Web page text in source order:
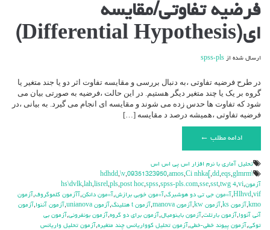
فرضیه
مقایسه
ای(Differential
فرضیه تفاوتی/مقایسه
ای(Differential Hypothesis)
ارسال شده از spss-pls
در طرح فرضیه تفاوتی ،به دنبال بررسی و مقایسه تفاوت اثر دو یا جند متغیر یا
گروه بر یک یا چند متغیر دیگر هستیم. در این حالت ،فرضیه به صورتی بیان می
شود که تفاوت ها حدس زده می شوند و مقایسه ای انجام می گیرد. به بیانی ،در
فرضیه تفاوتی ،همیشه درصد د مقایسه […]
ادامه مطلب ←
تحليل آماري با نرم افزار اس پي اس اس
\hdhdd
,\v,09351323950,amos,Ci nhka[ ,dd,eqs,glmrm
آزمون,
hs\dvlk,lah,lisrel,pls,post hoc,spss,spss-pls.com,sse,sst,twg 4,vi
Hlhvd,vif
,آ»مون جي تي دو هوشبرگ,آ»مون خوبي برازش,آ»مون دانكن,آآزمون كلموگروف,آزمون
kmo
,آزمون ks ,آزمون kw ,آزمون manova ,آزمون t هتلينگ ,آزمون unianova ,آزمون آننوا,آزمون
آني آنووا,آزمون بارتلت,آزمون باينوميال,آزمون براي دو گروه,آزمون بونفروني,آزمون بي
توكي,آزمون پيوند خطي-خطي,آزمون تحليل كوواريانس چند متغيره,آزمون تحليل واريانس